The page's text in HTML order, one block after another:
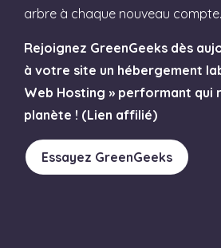
arbre à chaque nouveau compte.
Rejoignez GreenGeeks dès
à votre site un hébergement
Web Hosting » performant qui
planète ! (Lien affilié)
Essayez GreenGeeks